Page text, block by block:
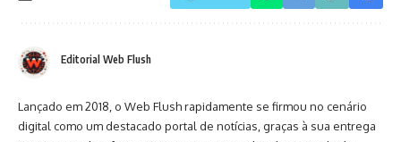
Editorial Web Flush
Lançado em 2018, o Web Flush rapidamente se firmou no cenário
digital como um destacado portal de notícias, graças à sua entrega